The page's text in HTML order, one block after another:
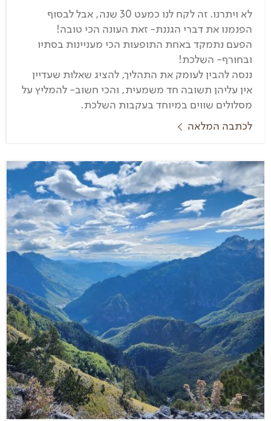
לא ויתרנו. זה לקח לנו כמעט 30 שנה, אבל לבסוף
הפנמנו את דברי הגננת- זאת העונה הכי טובה!
הפעם נתמקד באחת התופעות הכי מעניינות בסתיו
ובחורף- השלכת!
ננסה להבין לעומק את התהליך, להציג שאלות שעדיין
אין עליהן תשובה חד משמעית, והכי חשוב- להמליץ על
מסלולים שווים במיוחד בעקבות השלכת.
לכתבה המלאה